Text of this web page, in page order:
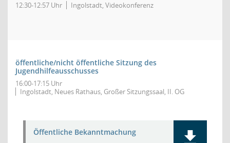
12:30-12:57 Uhr Ingolstadt, Videokonferenz
öffentliche/nicht öffentliche Sitzung des
Jugendhilfeausschusses
16:00-17:15 Uhr
Ingolstadt, Neues Rathaus, Großer Sitzungssaal, II. OG
Öffentliche Bekanntmachung